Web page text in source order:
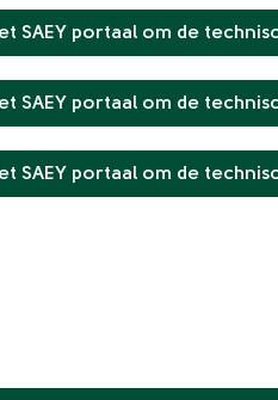
SAEY portaal om de
SAEY portaal om de
SAEY portaal om de